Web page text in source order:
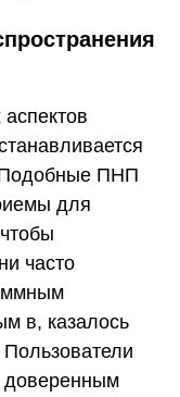
Подобные ПНП
для
часто
в, казалось
доверенным